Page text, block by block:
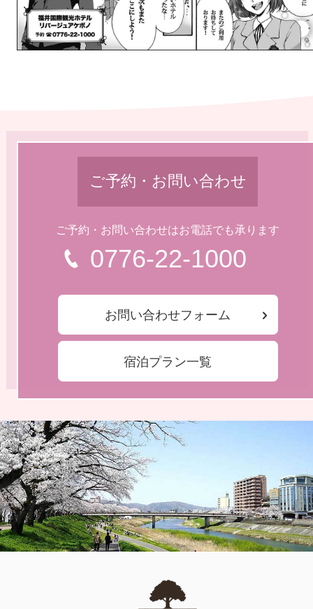
ご予約・お問い合わせ
ご予約・お問い合わせはお電話でも承ります
0776-22-1000
お問い合わせフォーム
宿泊プラン一覧